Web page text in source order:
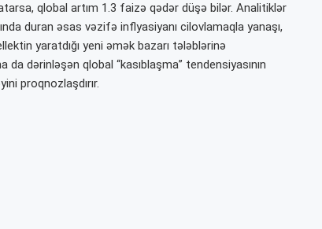
qlobal artım 1.3 faizə qədər düşə bilər. Analitiklər
duran əsas vəzifə inflyasiyanı cilovlamaqla yanaşı,
yaratdığı yeni əmək bazarı tələblərinə
da dərinləşən qlobal “kasıblaşma” tendensiyasının
proqnozlaşdırır.